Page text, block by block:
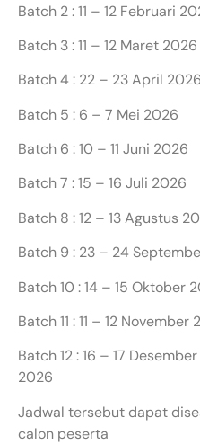
Batch 2 : 11 – 12 Februari
Batch 3 : 11 – 12 Maret 2026
Batch 4 : 22 – 23 April 2026
Batch 5 : 6 – 7 Mei 2026
Batch 6 : 10 – 11 Juni 2026
Batch 7 : 15 – 16 Juli 2026
Batch 8 : 12 – 13 Agustus
Batch 9 : 23 – 24
Batch 10 : 14 – 15 Oktober
Batch 11 : 11 – 12 November
Batch 12 : 16 – 17
2026
Jadwal tersebut dapat
calon peserta